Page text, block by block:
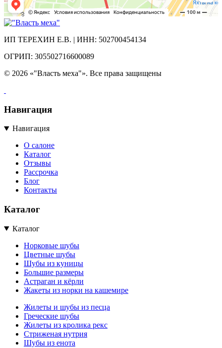
ИП ТЕРЕХИН Е.В. | ИНН: 502700454134
ОГРИП: 305502716600089
© 2026 «"Власть меха"». Все права защищены
Навигация
Навигация
О салоне
Каталог
Отзывы
Рассрочка
Блог
Контакты
Каталог
Каталог
Норковые шубы
Цветные шубы
Шубы из куницы
Большие размеры
Астраган и кёрли
Жакеты из норки на кашемире
Жилеты и шубы из песца
Греческие шубы
Жилеты из кролика рекс
Стриженая нутрия
Шубы из енота